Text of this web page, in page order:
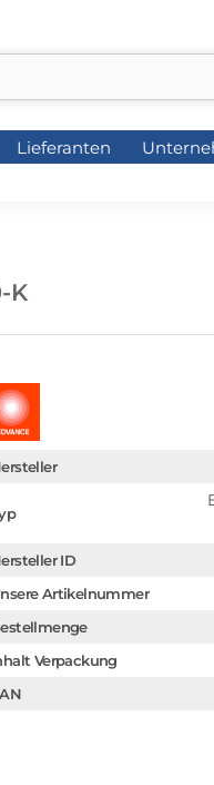
Lieferanten
K
ID
Artikelnummer
Verpackung
Lieferanten